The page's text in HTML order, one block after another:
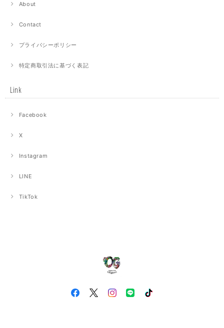
About
Contact
プライバシーポリシー
特定商取引法に基づく表記
Link
Facebook
X
Instagram
LINE
TikTok